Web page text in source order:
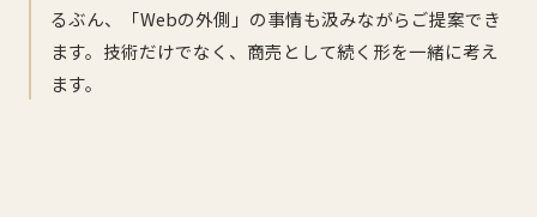
るぶん、「Webの外側」の事情も汲みながらご提案でき
ます。技術だけでなく、商売として続く形を一緒に考え
ます。